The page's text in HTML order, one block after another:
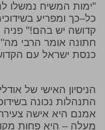
"ימות המשיח נמשלו
כל–כך ומפריע
קדושה יש בהם!" פניה
חתונה אומר הרבי
כנסת ישראל עם
הניסיון האישי של
התנהלות נכונה
אמנם היא אישה
מעלה – היא פחות